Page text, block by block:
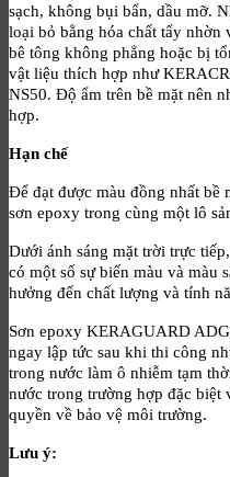
sạch, không bụi bẩn, dầu mỡ.
loại bỏ bằng hóa chất tẩy nhờn
bê tông không phẳng hoặc bị
vật liệu thích hợp như
NS50. Độ ẩm trên bề mặt nên
hợp.
Hạn chế
Để đạt được màu đồng nhất bề
sơn epoxy trong cùng một lô
Dưới ánh sáng mặt trời trực
có một số sự biến màu và màu
hưởng đến chất lượng và tính
Sơn epoxy KERAGUARD
ngay lập tức sau khi thi công
trong nước làm ô nhiễm tạm
nước trong trường hợp đặc biệt
quyền về bảo vệ môi trường.
Lưu ý: